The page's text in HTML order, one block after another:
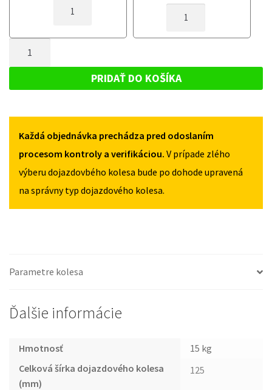
DOJAZDOVÉ
KIA
OD
125/70R16
DOJAZDOVÉ
OD
2017
KIA
2017
125/70R16
4X100
PRIDAŤ DO KOŠÍKA
Každá objednávka prechádza pred odoslaním
procesom kontroly a verifikáciou. V prípade zlého
výberu dojazdovbého kolesa bude po dohode upravená
na správny typ dojazdového kolesa.
Parametre kolesa
Ďalšie informácie
Hmotnosť
15 kg
Celková šírka dojazdového kolesa
(mm)
125